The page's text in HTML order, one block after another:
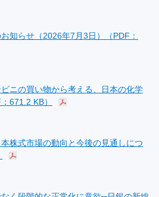
知らせ（2026年7月3日）（PDF：
ニの買い物から考える、日本の化学
671.2 KB）
株式市場の動向と今後の見通しにつ